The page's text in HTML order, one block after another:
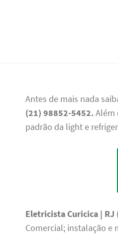
Antes de mais nada
(21) 98852-5452.Além
padrão da light e
Eletricista Curicica |
Comercial; instalação e